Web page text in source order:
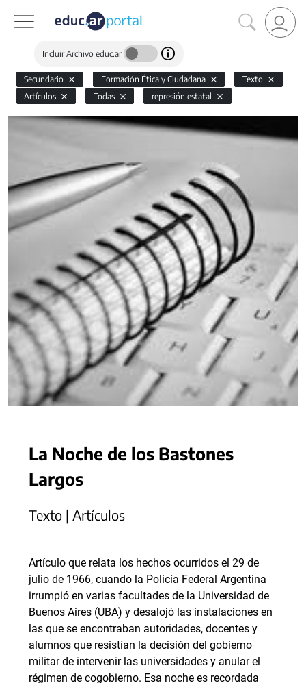
Incluir Archivo educ.ar
Secundario Formación Ética y Ciudadana
Texto
Artículos
Todas represión estatal
La Noche de los Bastones
Largos
Texto | Artículos
Artículo que relata los hechos ocurridos el 29 de
julio de 1966, cuando la Policía Federal Argentina
irrumpió en varias facultades de la Universidad de
Buenos Aires (UBA) y desalojó las instalaciones en
las que se encontraban autoridades, docentes y
alumnos que resistían la decisión del gobierno
militar de intervenir las universidades y anular el
régimen de cogobierno. Esa noche es recordada